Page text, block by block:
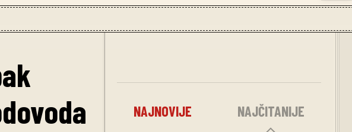
NAJNOVIJE NAJČITANIJE